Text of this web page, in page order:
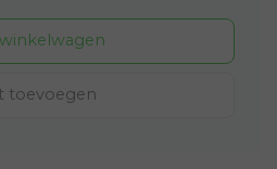
toevoegen